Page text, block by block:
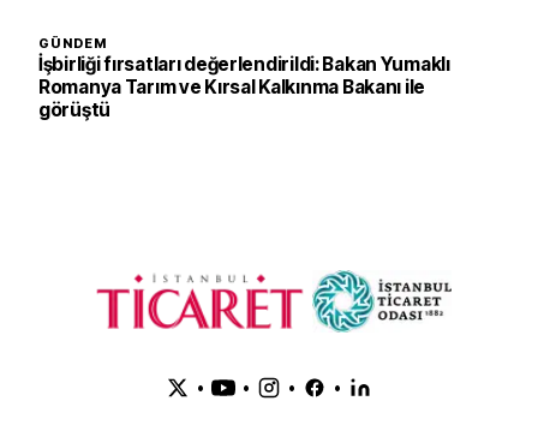
GÜNDEM
İşbirliği fırsatları değerlendirildi: Bakan Yumaklı
Romanya Tarım ve Kırsal Kalkınma Bakanı ile
görüştü
• • • •